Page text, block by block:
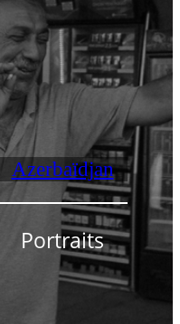
Azerbaïdjan
Portraits